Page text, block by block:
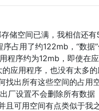
储空间已满，我相信还
占用了约122mb，“数据
程序约为12mb，即使在
应用程序，也没有太多
出所有这些空间的占用
厂设置不会删除所有数据
且可用空间有点类似于我